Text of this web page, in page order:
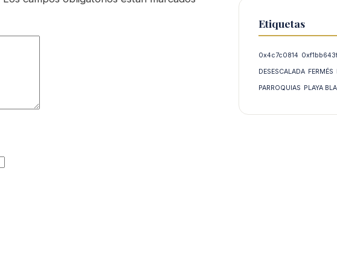
Etiquetas
0x4c7c0814
DESESCALADA FERMÉS
PARROQUIAS PLAYA